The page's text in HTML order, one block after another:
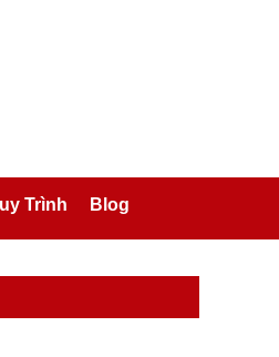
Trình Blog